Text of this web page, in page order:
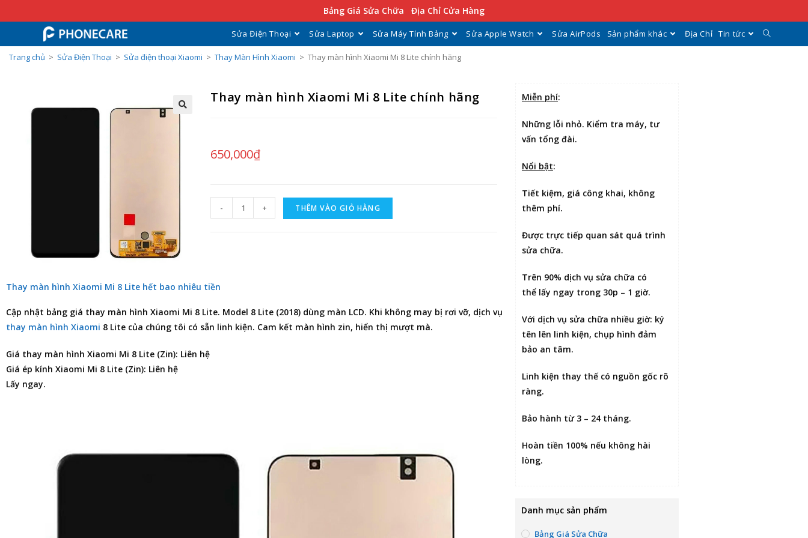
Bảng Giá Sửa Chữa Địa Chỉ Cửa Hàng
Sửa Điện Thoại Sửa Laptop Sửa Máy Tính Bảng Sửa Apple Watch Sửa AirPods Sản phẩm khác Địa Chỉ Tin tức
Trang chủ > Sửa Điện Thoại > Sửa điện thoại Xiaomi > Thay Màn Hình Xiaomi > Thay màn hình Xiaomi Mi 8 Lite chính hãng
Thay màn hình Xiaomi Mi 8 Lite chính hãng
650,000₫
- + THÊM VÀO GIỎ HÀNG
Thay màn hình Xiaomi Mi 8 Lite hết bao nhiêu tiền
Cập nhật bảng giá thay màn hình Xiaomi Mi 8 Lite. Model 8 Lite (2018) dùng màn LCD. Khi không may bị rơi vỡ, dịch vụ
thay màn hình Xiaomi 8 Lite của chúng tôi có sẵn linh kiện. Cam kết màn hình zin, hiển thị mượt mà.
Giá thay màn hình Xiaomi Mi 8 Lite (Zin): Liên hệ
Giá ép kính Xiaomi Mi 8 Lite (Zin): Liên hệ
Lấy ngay.
Miễn phí:
Những lỗi nhỏ. Kiểm tra máy, tư
vấn tổng đài.
Nổi bật:
Tiết kiệm, giá công khai, không
thêm phí.
Được trực tiếp quan sát quá trình
sửa chữa.
Trên 90% dịch vụ sửa chữa có
thể lấy ngay trong 30p – 1 giờ.
Với dịch vụ sửa chữa nhiều giờ: ký
tên lên linh kiện, chụp hình đảm
bảo an tâm.
Linh kiện thay thế có nguồn gốc rõ
ràng.
Bảo hành từ 3 – 24 tháng.
Hoàn tiền 100% nếu không hài
lòng.
Danh mục sản phẩm
Bảng Giá Sửa Chữa